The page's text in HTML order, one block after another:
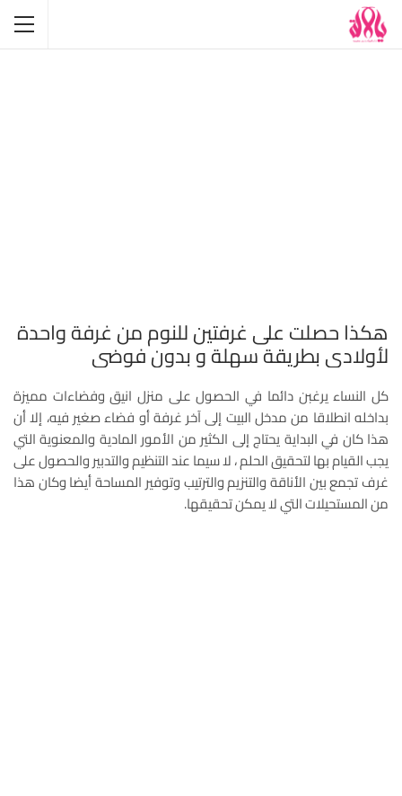
هكذا حصلت على غرفتين للنوم من غرفة واحدة
لأولادي بطريقة سهلة و بدون فوضى
كل النساء يرغبن دائما في الحصول على منزل انيق وفضاءات مميزة
بداخله انطلاقا من مدخل البيت إلى آخر غرفة أو فضاء صغير فيه، إلا أن
هذا كان في البداية يحتاج إلى الكثير من الأمور المادية والمعنوية التي
يجب القيام بها لتحقيق الحلم ، لا سيما عند التنظيم والتدبير والحصول على
غرف تجمع بين الأناقة والتنزيم والترتيب وتوفير المساحة أيضا وكان هذا
من المستحيلات التي لا يمكن تحقيقها.